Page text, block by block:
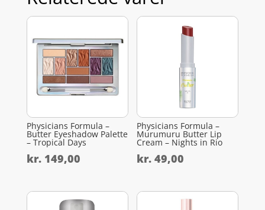
Physicians Formula –
Butter Eyeshadow Palette
– Tropical Days
kr.149,00
Physicians Formula –
Murumuru Butter Lip
Cream – Nights in Rio
kr. 49,00